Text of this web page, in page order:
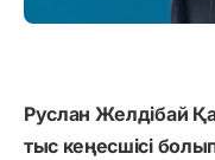
Руслан Желдібай
тыс кеңесшісі